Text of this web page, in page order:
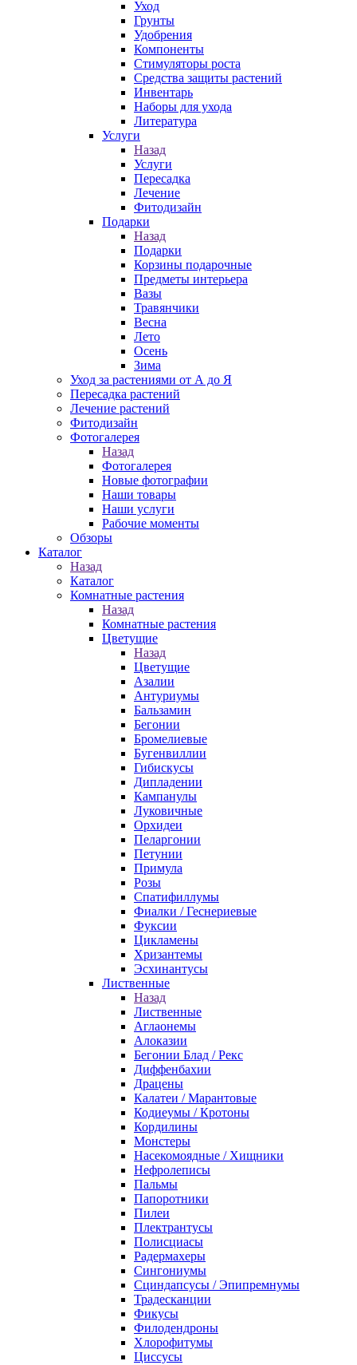
Уход
Грунты
Удобрения
Компоненты
Стимуляторы роста
Средства защиты растений
Инвентарь
Наборы для ухода
Литература
Услуги
Назад
Услуги
Пересадка
Лечение
Фитодизайн
Подарки
Назад
Подарки
Корзины подарочные
Предметы интерьера
Вазы
Травянчики
Весна
Лето
Осень
Зима
Уход за растениями от А до Я
Пересадка растений
Лечение растений
Фитодизайн
Фотогалерея
Назад
Фотогалерея
Новые фотографии
Наши товары
Наши услуги
Рабочие моменты
Обзоры
Каталог
Назад
Каталог
Комнатные растения
Назад
Комнатные растения
Цветущие
Назад
Цветущие
Азалии
Антуриумы
Бальзамин
Бегонии
Бромелиевые
Бугенвиллии
Гибискусы
Дипладении
Кампанулы
Луковичные
Орхидеи
Пеларгонии
Петунии
Примула
Розы
Спатифиллумы
Фиалки / Геснериевые
Фуксии
Цикламены
Хризантемы
Эсхинантусы
Лиственные
Назад
Лиственные
Аглаонемы
Алоказии
Бегонии Блад / Рекс
Диффенбахии
Драцены
Калатеи / Марантовые
Кодиеумы / Кротоны
Кордилины
Монстеры
Насекомоядные / Хищники
Нефролеписы
Пальмы
Папоротники
Пилеи
Плектрантусы
Полисциасы
Радермахеры
Сингониумы
Сциндапсусы / Эпипремнумы
Традесканции
Фикусы
Филодендроны
Хлорофитумы
Циссусы